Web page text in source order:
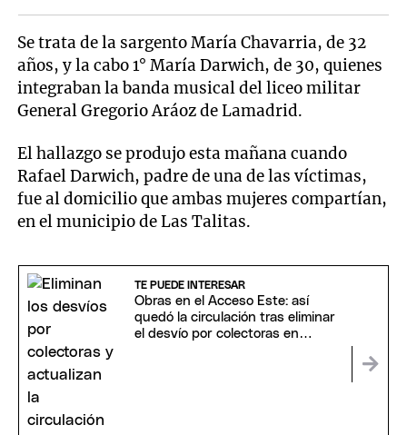
Se trata de la sargento María Chavarria, de 32
años, y la cabo 1° María Darwich, de 30, quienes
integraban la banda musical del liceo militar
General Gregorio Aráoz de Lamadrid.
El hallazgo se produjo esta mañana cuando
Rafael Darwich, padre de una de las víctimas,
fue al domicilio que ambas mujeres compartían,
en el municipio de Las Talitas.
TE PUEDE INTERESAR
Obras en el Acceso Este: así
quedó la circulación tras eliminar
el desvío por colectoras en